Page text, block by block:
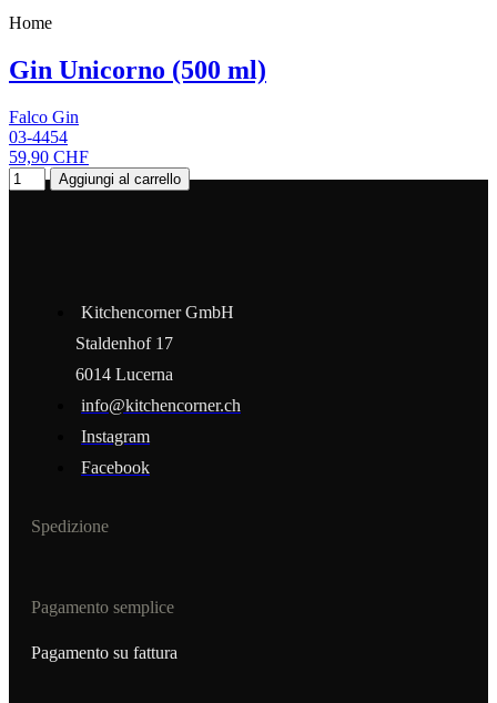
Home
Gin Unicorno (500 ml)
Falco Gin
03-4454
59,90 CHF
Aggiungi al carrello
Kitchencorner GmbH
Staldenhof 17
6014 Lucerna
info@kitchencorner.ch
Instagram
Facebook
Spedizione
Pagamento semplice
Pagamento su fattura